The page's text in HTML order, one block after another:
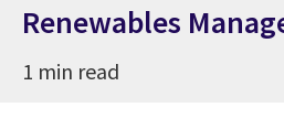
Renewables
1 min read